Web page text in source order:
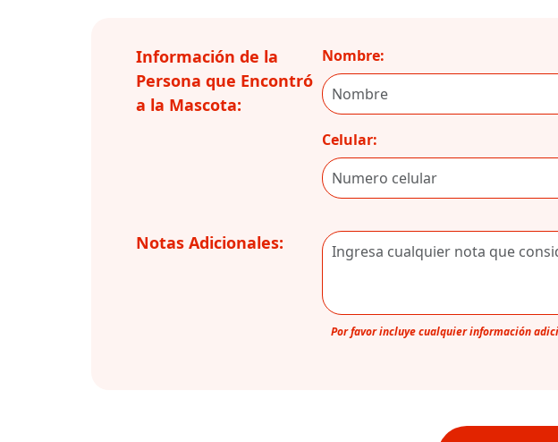
Información de la
Persona que Encontró
a la Mascota:
Nombre:
Celular:
Notas Adicionales:
Por favor incluye cualquier información